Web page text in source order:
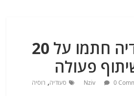
רוסיה וסעודיה חתמו על 20
פעולה
Nziv 0 סעודיה, רוסיה